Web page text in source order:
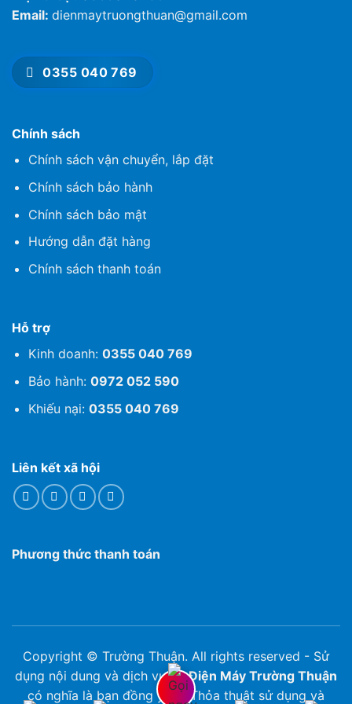
Kích thước bao
Ngang 1441 x Cao 865/910 x Dày 263
Kích thước
không chân đế –
Ngang 1441 x Cao 826 x Dày 24.3 mm –
22 Kg
Thời gian bảo
hành
Email: dienmaytruongthuan@gmail.com
0355 040 769
Chính sách
Chính sách vận chuyển, lắp đặt
Chính sách bảo hành
Chính sách bảo mật
Hướng dẫn đặt hàng
Chính sách thanh toán
Hỗ trợ
Kinh doanh: 0355 040 769
Bảo hành: 0972 052 590
Khiếu nại: 0355 040 769
Liên kết xã hội
Phương thức thanh toán
Copyright © Trường Thuận. All rights reserved - Sử
dụng nội dung và dịch vụ tạiĐiện Máy Trường Thuận
có nghĩa là bạn đồng ý với Thỏa thuật sử dụng và